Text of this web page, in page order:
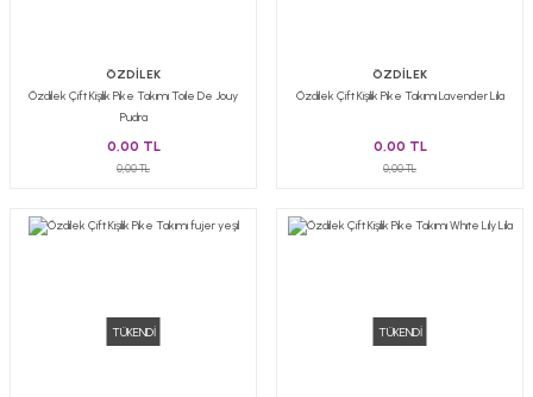
ÖZDİLEK
Özdilek Çift Kişilik Pike Takımı Toıle De Jouy
Pudra
0,00 TL
0,00 TL
ÖZDİLEK
Özdilek Çift Kişilik Pike Takımı Lavender Lila
0,00 TL
0,00 TL
TÜKENDİ TÜKENDİ